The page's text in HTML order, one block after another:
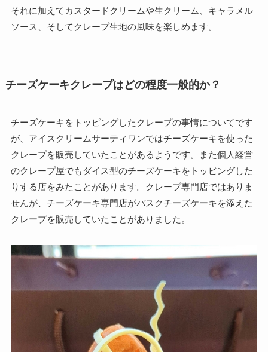
それに加えてカスタードクリームや生クリーム、キャラメル
ソース、そしてクレープ生地の風味を楽しめます。
チーズケーキクレープはどの程度一般的か？
チーズケーキをトッピングしたクレープの事情についてです
が、アイスクリームサーティワンではチーズケーキを使った
クレープを販売していたことがあるようです。また個人経営
のクレープ屋でもダイス型のチーズケーキをトッピングした
りする店をみたことがあります。クレープ専門店ではありま
せんが、チーズケーキ専門店がバスクチーズケーキを添えた
クレープを販売していたことがありました。